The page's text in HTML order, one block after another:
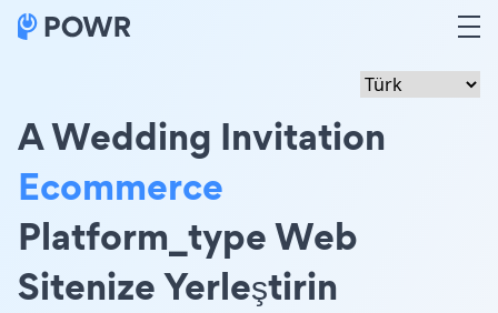
A Wedding Invitation
Ecommerce
Platform_type Web
Sitenize Yerleştirin